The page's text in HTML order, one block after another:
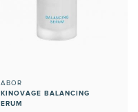
BALANCING